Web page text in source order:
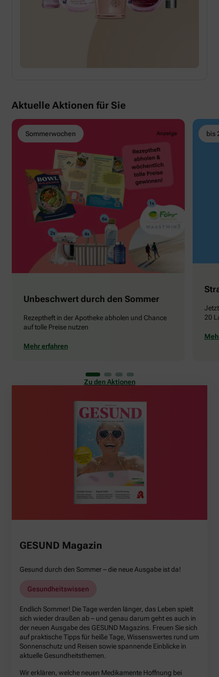
Aktuelle Aktionen für Sie
Sommerwochen
Unbeschwert durch den Sommer
Rezeptheft in der Apotheke abholen und Chance
auf tolle Preise nutzen
Mehr erfahren
bis
20
Zu den Aktionen
GESUND Magazin
Gesund durch den Sommer – die neue Ausgabe ist da!
Gesundheitswissen
Endlich Sommer! Die Tage werden länger, das Leben spielt
sich wieder draußen ab – und genau darum geht es auch in
der neuen Ausgabe des GESUND Magazins. Freuen Sie sich
auf praktische Tipps für heiße Tage, Wissenswertes rund um
Sonnenschutz und Reisen sowie spannende Einblicke in
aktuelle Gesundheitsthemen.
Wir erklären, welche neuen Medikamente Hoffnung bei